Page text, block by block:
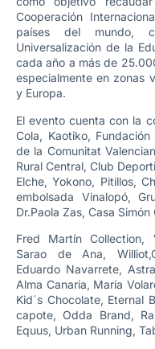
Cooperación
países del mundo,
Universalización de la
cada año a más de
especialmente en zonas
y Europa.
El evento cuenta con la
Cola, Kaotiko,
de la Comunitat
Rural Central, Club
Elche, Yokono, Pitillos,
embolsada Vinalopó,
Dr.Paola Zas, Casa
Fred Martín Collection,
Sarao de Ana,
Eduardo Navarrete,
Alma Canaria, Maria
Kid´s Chocolate, Eternal
capote, Odda Brand,
Equus, Urban Running,